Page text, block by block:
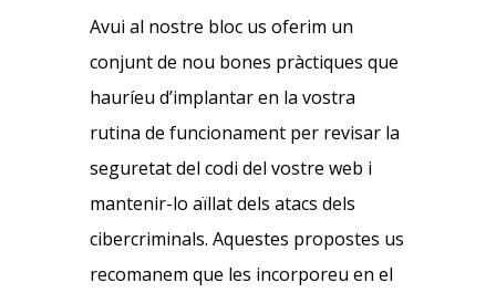
Avui al nostre bloc us oferim un
conjunt de nou bones pràctiques que
hauríeu d’implantar en la vostra
rutina de funcionament per revisar la
seguretat del codi del vostre web i
mantenir-lo aïllat dels atacs dels
cibercriminals. Aquestes propostes us
recomanem que les incorporeu en el